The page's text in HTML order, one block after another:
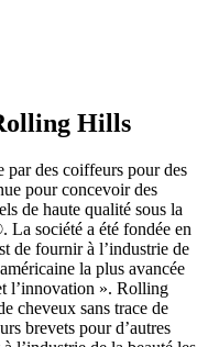
Hills
des coiffeurs pour des
pour concevoir des
de haute qualité sous la
société a été fondée en
de fournir à l’industrie de
la plus avancée
l’innovation ». Rolling
cheveux sans trace de
brevets pour d’autres